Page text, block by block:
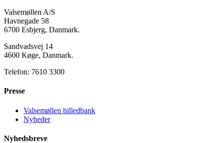
Valsemøllen A/S
Havnegade 58
6700 Esbjerg, Danmark.
Sandvadsvej 14
4600 Køge, Danmark.
Telefon: 7610 3300
Presse
Valsemøllen billedbank
Nyheder
Nyhedsbreve